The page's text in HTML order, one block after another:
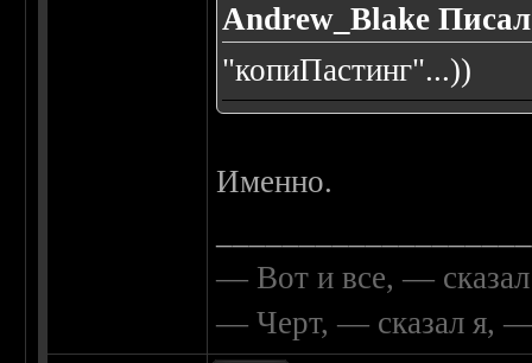
Andrew_Blake
"копиПастинг"...))
Именно.
— Вот и все, —
— Черт, — сказал я, —